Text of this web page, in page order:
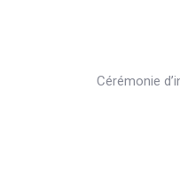
Cérémonie